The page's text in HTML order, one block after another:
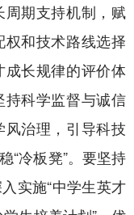
期支持机制，赋
和技术路线选择
长规律的评价体
科学监督与诚信
治理，引导科技
“冷板凳”。要坚持
实施“中学生英才